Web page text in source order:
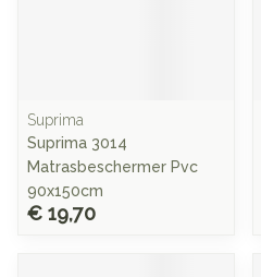
Suprima
Suprima 3014
Matrasbeschermer Pvc
90x150cm
€ 19,70